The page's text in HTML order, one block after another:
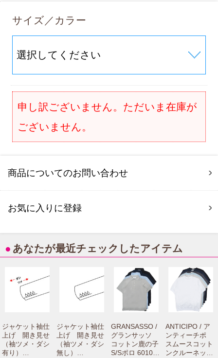
サイズ／カラー
申し訳ございません。ただいま在庫が
ございません。
商品についてのお問い合わせ
お気に入りに登録
● あなたが最近チェックしたアイテム
ジャケット袖仕
上げ 開き見せ
（袖ツメ・ダシ
有り）
ジャケット袖仕
上げ 開き見せ
（袖ツメ・ダシ
無し）
GRANSASSO /
グランサッソ
コットン鹿の子
S/Sポロ 60103/
ANTICIPO / ア
ンティーチポ
スムースコット
ンクルーネック